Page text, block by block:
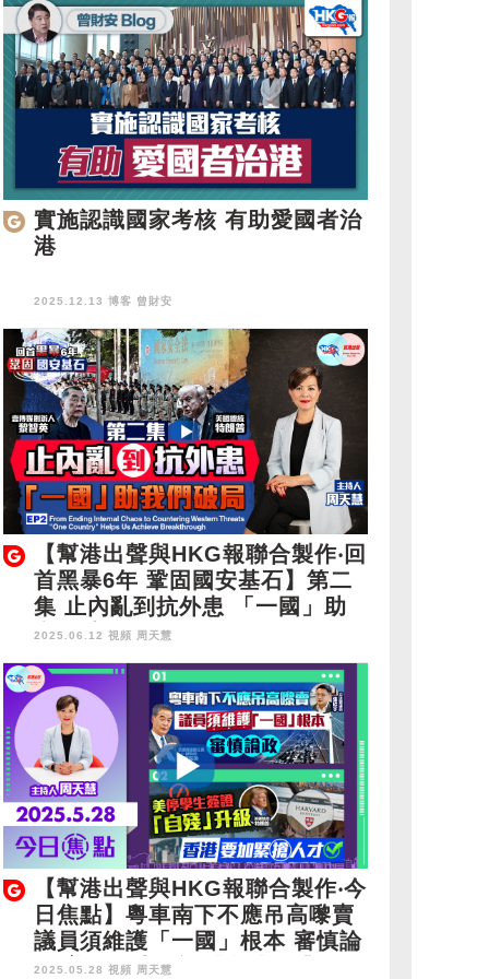
實施認識國家考核 有助愛國者治
港
2025.12.13 博客 曾財安
【幫港出聲與HKG報聯合製作‧回
首黑暴6年 鞏固國安基石】第二
集 止內亂到抗外患 「一國」助
我們破局
2025.06.12 視頻 周天慧
【幫港出聲與HKG報聯合製作‧今
日焦點】粵車南下不應吊高嚟賣
議員須維護「一國」根本 審慎論
政 美停學生簽證「自殘」升級
2025.05.28 視頻 周天慧